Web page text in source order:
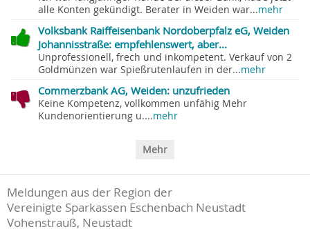
alle Konten gekündigt. Berater in Weiden war...mehr
Volksbank Raiffeisenbank Nordoberpfalz eG, Weiden
Johannisstraße: empfehlenswert, aber...
Unprofessionell, frech und inkompetent. Verkauf von 2
Goldmünzen war Spießrutenlaufen in der...mehr
Commerzbank AG, Weiden: unzufrieden
Keine Kompetenz, vollkommen unfähig Mehr
Kundenorientierung u....mehr
Mehr
Meldungen aus der Region der
Vereinigte Sparkassen Eschenbach Neustadt
Vohenstrauß, Neustadt